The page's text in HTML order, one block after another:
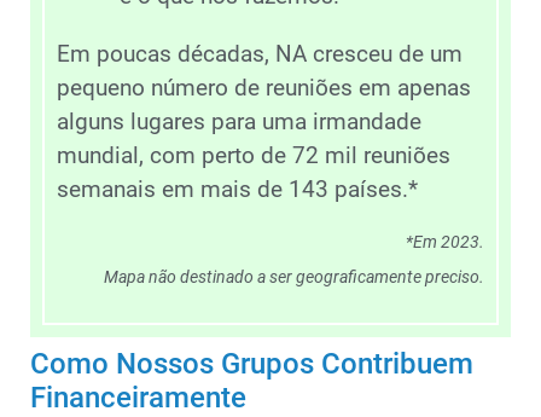
Em poucas décadas, NA cresceu de um
pequeno número de reuniões em apenas
alguns lugares para uma irmandade
mundial, com perto de 72 mil reuniões
semanais em mais de 143 países.*
*Em 2023.
Mapa não destinado a ser geograficamente preciso.
Como Nossos Grupos Contribuem
Financeiramente